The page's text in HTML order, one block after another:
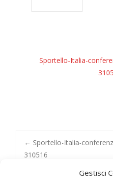
Gestisci
Sportello-Italia-
Post
← Sportello-Italia-
310516